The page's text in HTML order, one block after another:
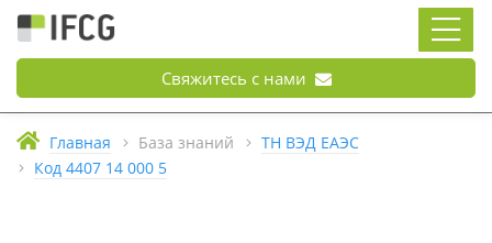
Свяжитесь с нами
Главная База знаний
ТН ВЭД ЕАЭС
Код 4407 14 000 5